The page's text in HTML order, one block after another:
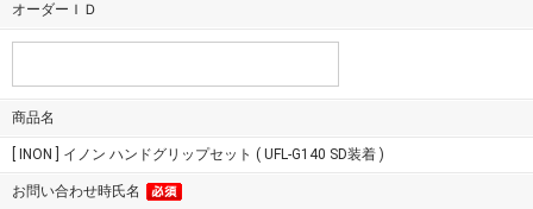
オーダーＩＤ
商品名
[ INON ] イノン ハンドグリップセット ( UFL-G140 SD装着 )
お問い合わせ時氏名